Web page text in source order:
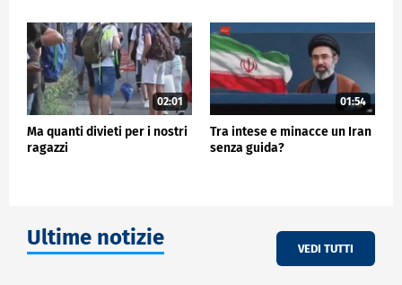
02:01
Ma quanti divieti per i nostri
ragazzi
01:54
Tra intese e minacce un Iran
senza guida?
Ultime notizie VEDI TUTTI